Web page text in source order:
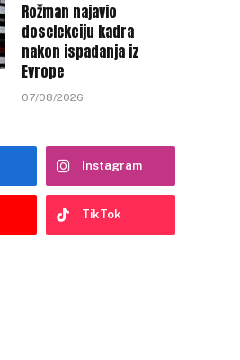
Rožman najavio
doselekciju kadra
nakon ispadanja iz
Evrope
07/08/2026
Instagram
TikTok